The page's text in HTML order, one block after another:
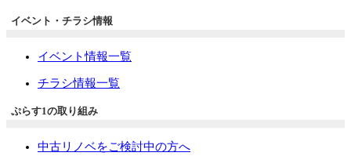
イベント・チラシ情報
イベント情報一覧
チラシ情報一覧
ぷらす1の取り組み
中古リノベをご検討中の方へ